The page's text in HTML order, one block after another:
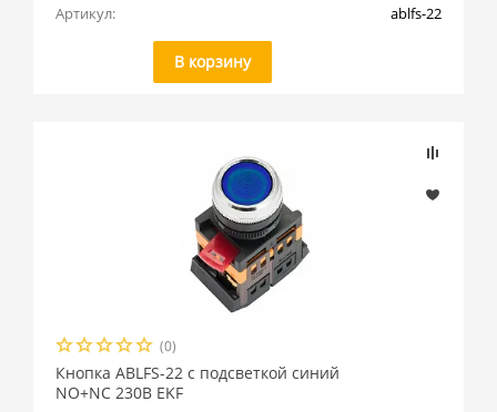
Артикул:
ablfs-22
В корзину
(0)
Кнопка ABLFS-22 с подсветкой синий
NO+NC 230В EKF